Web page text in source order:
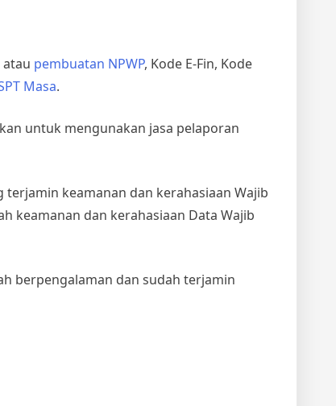
atau pembuatan NPWP, Kode E-Fin, Kode
Masa.
untuk mengunakan jasa pelaporan
keamanan dan kerahasiaan Wajib
keamanan dan kerahasiaan Data Wajib
berpengalaman dan sudah terjamin